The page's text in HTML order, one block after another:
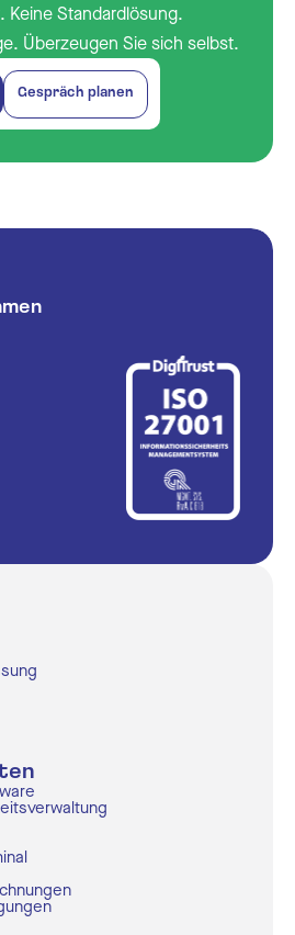
Keine Standardlösung.
Überzeugen Sie sich selbst.
Gespräch planen